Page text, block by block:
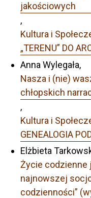
jakościowych
,
Kultura i
„TERENU” DO
Anna Wylegała,
Nasza i (nie)
chłopskich
,
Kultura i
GENEALOGIA
Elżbieta
Życie codzienne
najnowszej
codzienności”